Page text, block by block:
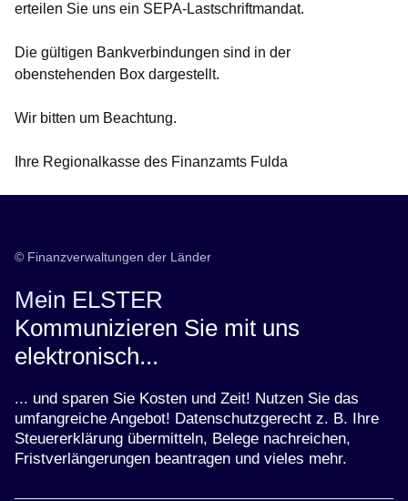
erteilen Sie uns ein SEPA-Lastschriftmandat.
Die gültigen Bankverbindungen sind in der
obenstehenden Box dargestellt.
Wir bitten um Beachtung.
Ihre Regionalkasse des Finanzamts Fulda
© Finanzverwaltungen der Länder
Mein ELSTER
Kommunizieren Sie mit uns
elektronisch...
... und sparen Sie Kosten und Zeit! Nutzen Sie das
umfangreiche Angebot! Datenschutzgerecht z. B. Ihre
Steuererklärung übermitteln, Belege nachreichen,
Fristverlängerungen beantragen und vieles mehr.